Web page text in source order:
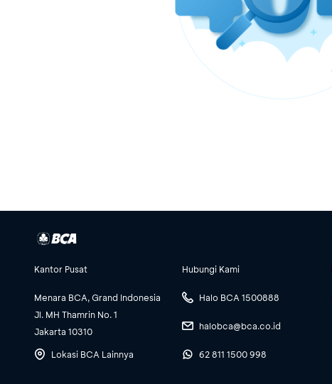
Kantor Pusat
Menara BCA, Grand Indonesia
Jl. MH Thamrin No. 1
Jakarta 10310
Lokasi BCA Lainnya
Hubungi Kami
Halo BCA 1500888
halobca@bca.co.id
62 811 1500 998